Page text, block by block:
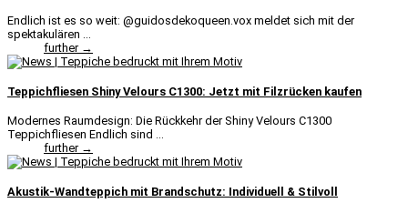
Endlich ist es so weit: @guidosdekoqueen.vox meldet sich mit der
spektakulären ...
further →
Teppichfliesen Shiny Velours C1300: Jetzt mit Filzrücken kaufen
Modernes Raumdesign: Die Rückkehr der Shiny Velours C1300
Teppichfliesen Endlich sind ...
further →
Akustik-Wandteppich mit Brandschutz: Individuell & Stilvoll